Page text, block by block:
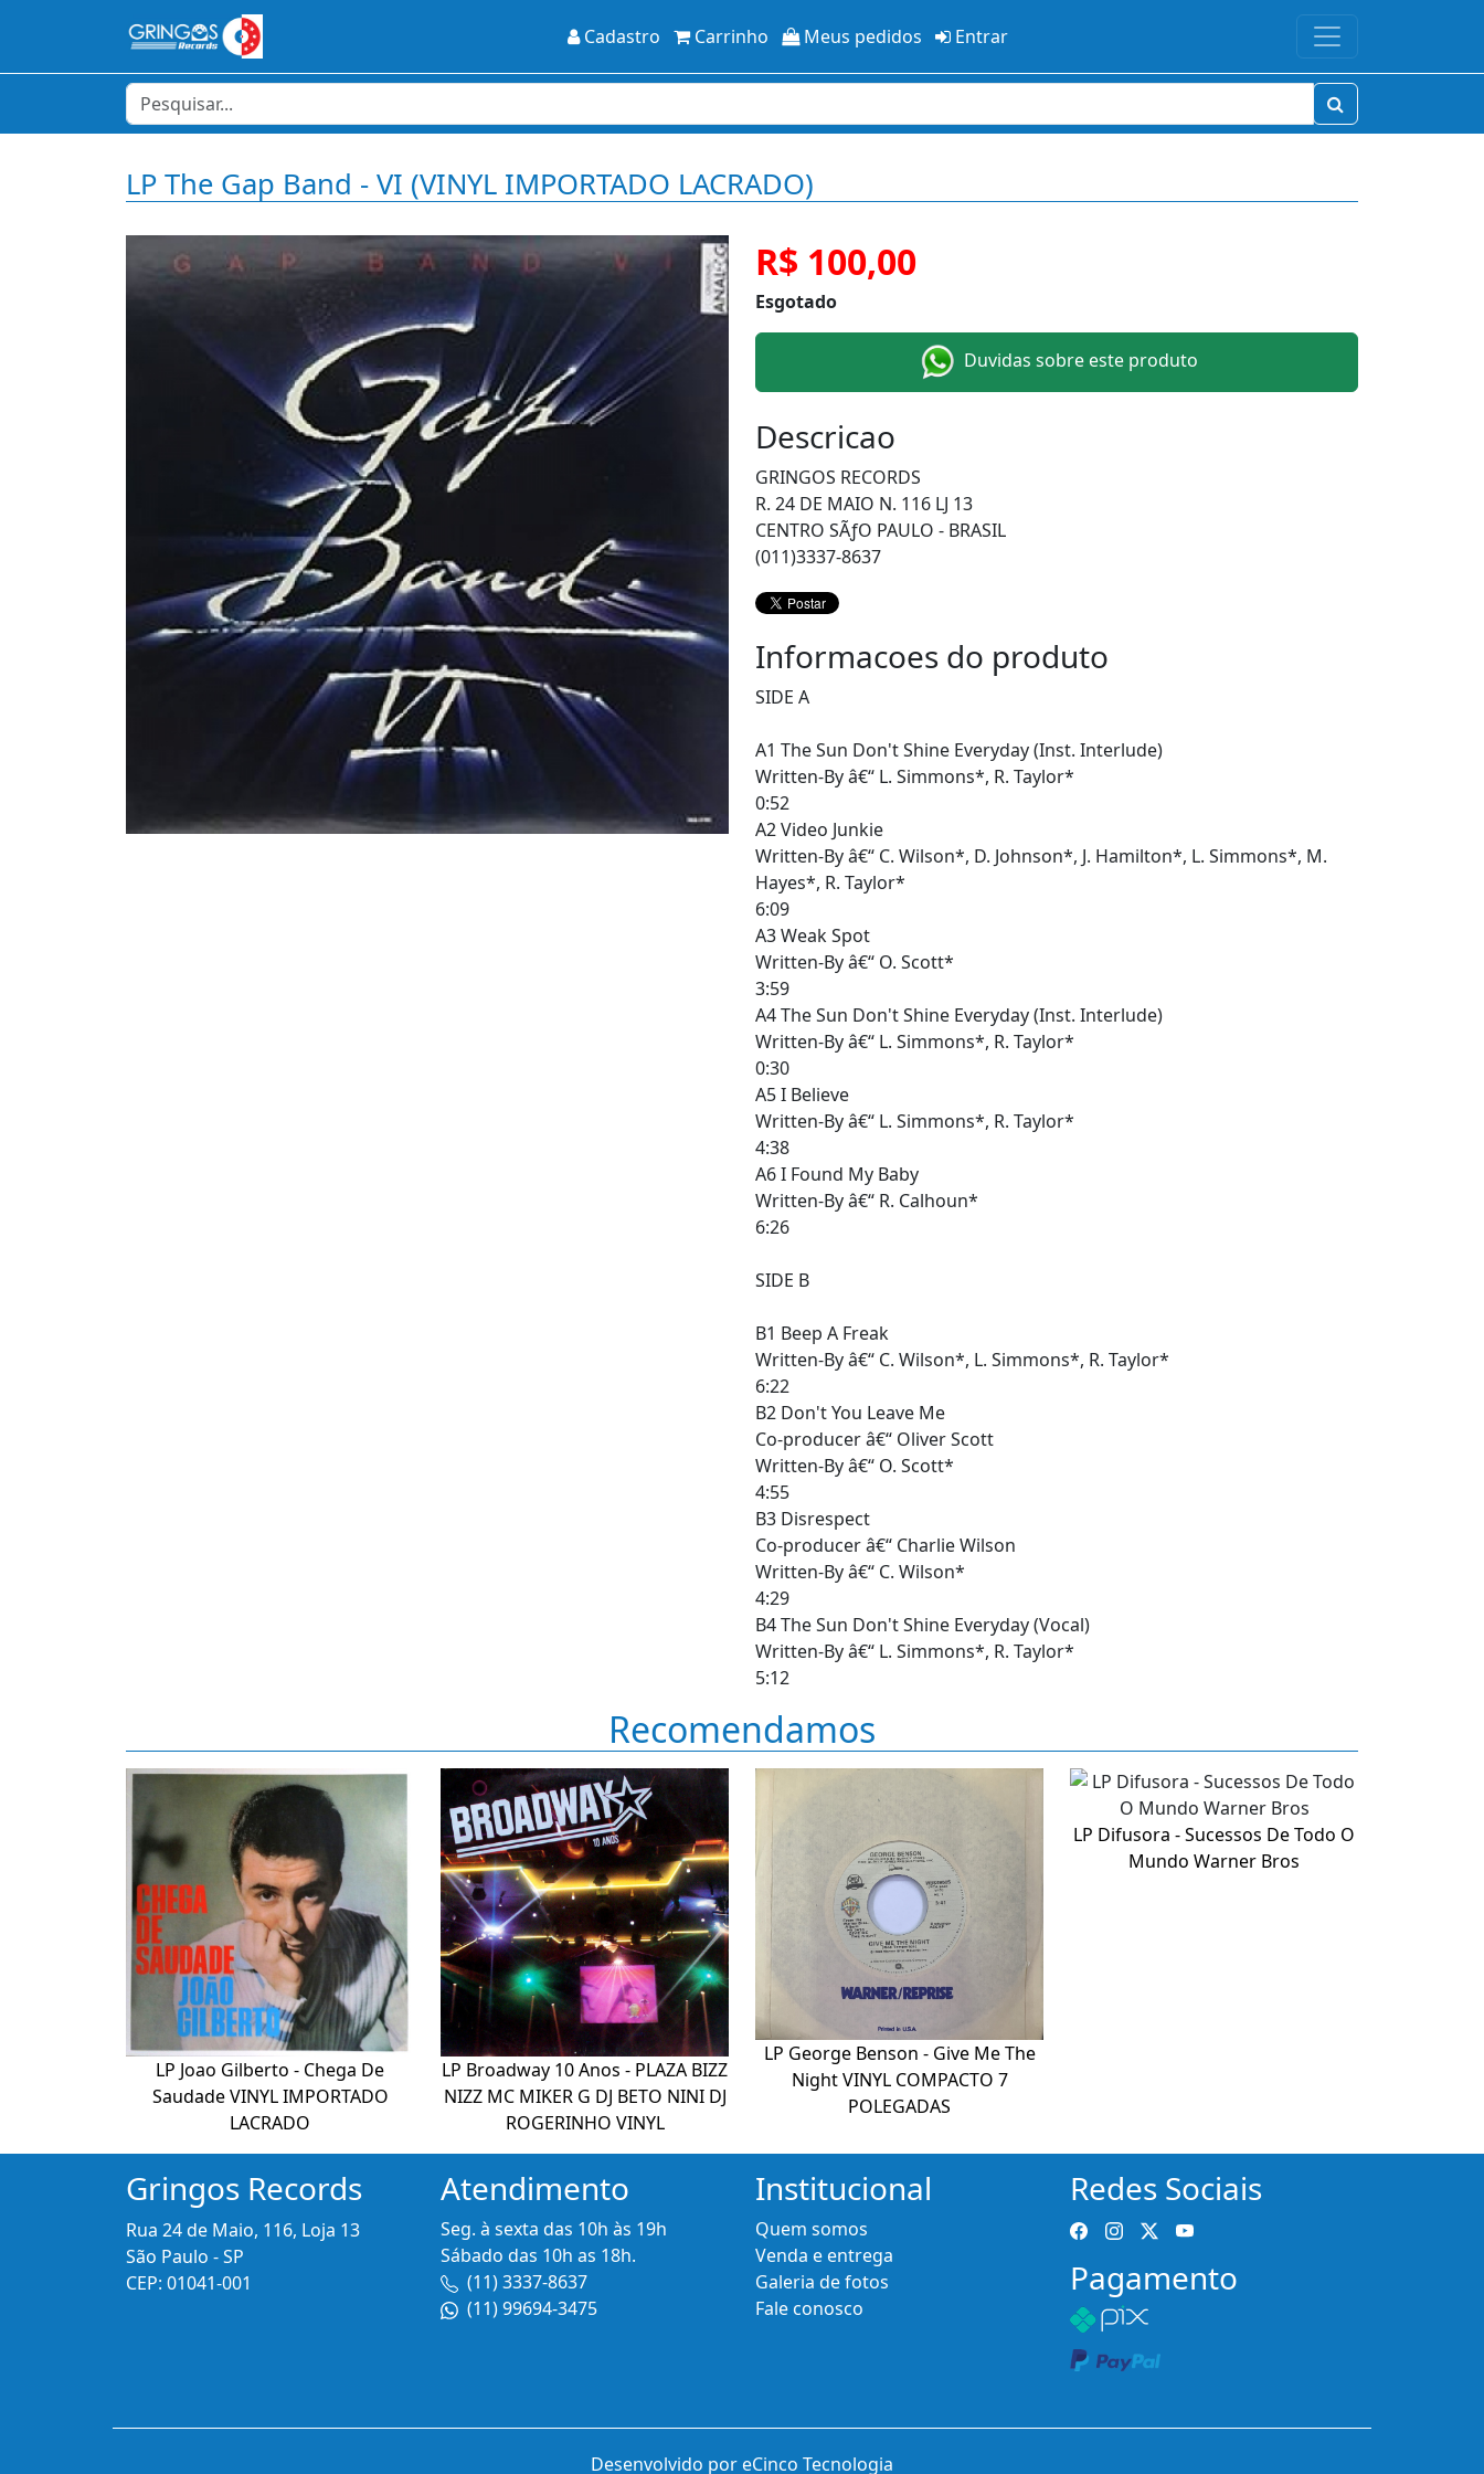
Cadastro Carrinho Meus pedidos Entrar
LP The Gap Band - VI (VINYL IMPORTADO LACRADO)
R$ 100,00
Esgotado
Duvidas sobre este produto
Descricao
GRINGOS RECORDS
R. 24 DE MAIO N. 116 LJ 13
CENTRO SÃƒO PAULO - BRASIL
(011)3337-8637
Informacoes do produto
SIDE A
A1 The Sun Don't Shine Everyday (Inst. Interlude)
Written-By â€“ L. Simmons*, R. Taylor*
0:52
A2 Video Junkie
Written-By â€“ C. Wilson*, D. Johnson*, J. Hamilton*, L. Simmons*, M.
Hayes*, R. Taylor*
6:09
A3 Weak Spot
Written-By â€“ O. Scott*
3:59
A4 The Sun Don't Shine Everyday (Inst. Interlude)
Written-By â€“ L. Simmons*, R. Taylor*
0:30
A5 I Believe
Written-By â€“ L. Simmons*, R. Taylor*
4:38
A6 I Found My Baby
Written-By â€“ R. Calhoun*
6:26
SIDE B
B1 Beep A Freak
Written-By â€“ C. Wilson*, L. Simmons*, R. Taylor*
6:22
B2 Don't You Leave Me
Co-producer â€“ Oliver Scott
Written-By â€“ O. Scott*
4:55
B3 Disrespect
Co-producer â€“ Charlie Wilson
Written-By â€“ C. Wilson*
4:29
B4 The Sun Don't Shine Everyday (Vocal)
Written-By â€“ L. Simmons*, R. Taylor*
5:12
Recomendamos
LP Joao Gilberto - Chega De
Saudade VINYL IMPORTADO
LACRADO
LP Broadway 10 Anos - PLAZA BIZZ
NIZZ MC MIKER G DJ BETO NINI DJ
ROGERINHO VINYL
LP George Benson - Give Me The
Night VINYL COMPACTO 7
POLEGADAS
LP Difusora - Sucessos De Todo O
Mundo Warner Bros
Gringos Records
Rua 24 de Maio, 116, Loja 13
São Paulo - SP
CEP: 01041-001
Atendimento
Seg. à sexta das 10h às 19h
Sábado das 10h as 18h.
(11) 3337-8637
(11) 99694-3475
Institucional
Quem somos
Venda e entrega
Galeria de fotos
Fale conosco
Redes Sociais
Pagamento
Desenvolvido por eCinco Tecnologia